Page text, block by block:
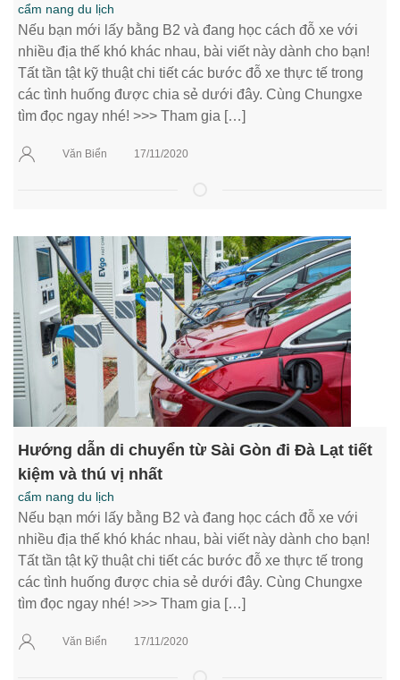
cẩm nang du lịch
Nếu bạn mới lấy bằng B2 và đang học cách đỗ xe với
nhiều địa thế khó khác nhau, bài viết này dành cho bạn!
Tất tần tật kỹ thuật chi tiết các bước đỗ xe thực tế trong
các tình huống được chia sẻ dưới đây. Cùng Chungxe
tìm đọc ngay nhé! >>> Tham gia […]
Văn Biển 17/11/2020
Hướng dẫn di chuyển từ Sài Gòn đi Đà Lạt tiết
kiệm và thú vị nhất
cẩm nang du lịch
Nếu bạn mới lấy bằng B2 và đang học cách đỗ xe với
nhiều địa thế khó khác nhau, bài viết này dành cho bạn!
Tất tần tật kỹ thuật chi tiết các bước đỗ xe thực tế trong
các tình huống được chia sẻ dưới đây. Cùng Chungxe
tìm đọc ngay nhé! >>> Tham gia […]
Văn Biển 17/11/2020